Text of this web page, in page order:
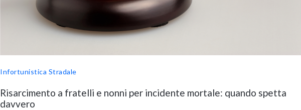
Infortunistica Stradale
Risarcimento a fratelli e nonni per incidente mortale: quando spetta
davvero